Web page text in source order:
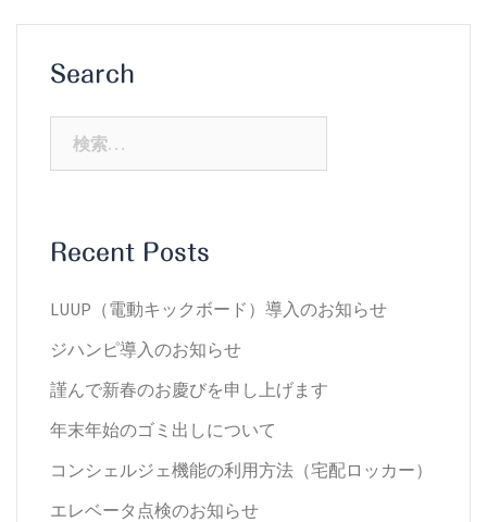
Search
Recent Posts
LUUP（電動キックボード）導入のお知らせ
ジハンピ導入のお知らせ
謹んで新春のお慶びを申し上げます
年末年始のゴミ出しについて
コンシェルジェ機能の利用方法（宅配ロッカー）
エレベータ点検のお知らせ